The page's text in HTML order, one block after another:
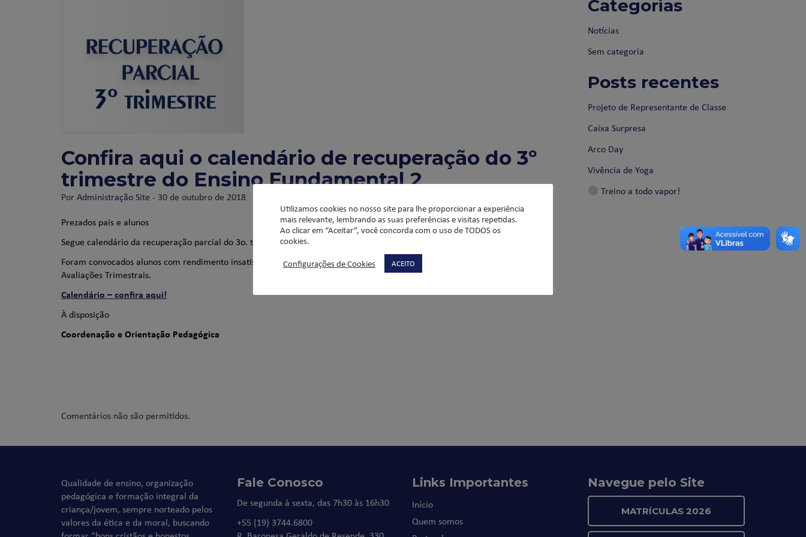
Confira aqui o calendário de recuperação do 3º
trimestre do Ensino Fundamental 2
PorAdministração Site - 30 de outubro de 2018
Prezados pais e alunos
Segue calendário da recuperação parcial do 3o. trimestre.
Foram convocados alunos com rendimento insatisfatório, para retomada de conteúdos antes da Avaliação Integrada e das
Avaliações Trimestrais.
Calendário – confira aqui!
À disposição
Coordenação e Orientação Pedagógica
Comentários não são permitidos.
Categorias
Notícias
Sem categoria
Posts recentes
Projeto de Representante de Classe
Caixa Surpresa
Arco Day
Vivência de Yoga
Treino a todo vapor!
Qualidade de ensino, organização
pedagógica e formação integral da
criança/jovem, sempre norteado pelos
valores da ética e da moral, buscando
Fale Conosco
De segunda à sexta, das 7h30 às 16h30
+55 (19) 3744.6800
Links Importantes
Início
Quem somos
Navegue pelo Site
MATRÍCULAS 2026
Utilizamos cookies no nosso site para lhe proporcionar a experiência
mais relevante, lembrando as suas preferências e visitas repetidas.
Ao clicar em “Aceitar”, você concorda com o uso de TODOS os
cookies.
Configurações de Cookies
ACEITO